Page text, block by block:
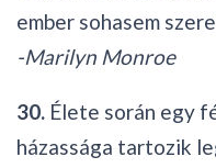
ember sohasem
-Marilyn Monroe
30. Élete során egy
házassága tartozik